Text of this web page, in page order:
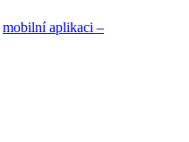
mobilní aplikaci –